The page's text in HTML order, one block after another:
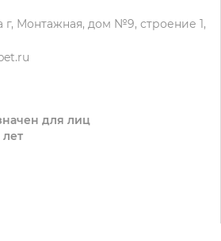
для лиц
г, Монтажная, дом №9, строение 1,